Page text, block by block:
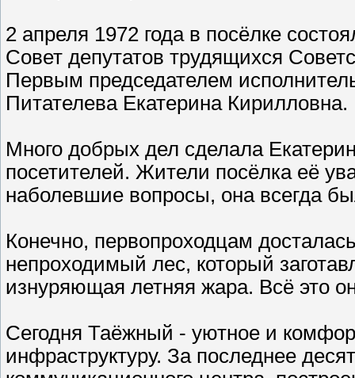
2 апреля 1972 года в посёлке
Совет депутатов трудящихся
Первым председателем
Питателева Екатерина Кирилловна.
Много добрых дел сделала
посетителей. Жители посёлка её
наболевшие вопросы, она всегда
Конечно, первопроходцам
непроходимый лес, который
изнуряющая летняя жара. Всё это
Сегодня Таёжный - уютное и
инфраструктуру. За последнее